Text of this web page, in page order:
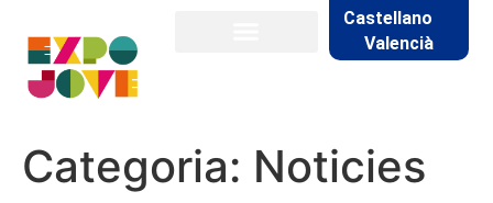
Castellano
Valencià
Categoria: Noticies